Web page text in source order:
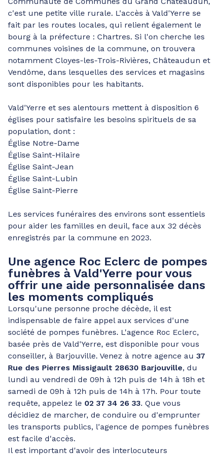
c'est une petite ville rurale. L'accès à Vald'Yerre se
fait par les routes locales, qui relient également le
bourg à la préfecture : Chartres. Si l'on cherche les
communes voisines de la commune, on trouvera
notamment Cloyes-les-Trois-Rivières, Châteaudun et
Vendôme, dans lesquelles des services et magasins
sont disponibles pour les habitants.
Vald'Yerre et ses alentours mettent à disposition 6
églises pour satisfaire les besoins spirituels de sa
population, dont :
Église Notre-Dame
Église Saint-Hilaire
Église Saint-Jean
Église Saint-Lubin
Église Saint-Pierre
Les services funéraires des environs sont essentiels
pour aider les familles en deuil, face aux 32 décès
enregistrés par la commune en 2023.
Une agence Roc Eclerc de pompes
funèbres à Vald'Yerre pour vous
offrir une aide personnalisée dans
les moments compliqués
Lorsqu'une personne proche décède, il est
indispensable de faire appel aux services d'une
société de pompes funèbres. L'agence Roc Eclerc,
basée près de Vald'Yerre, est disponible pour vous
conseiller, à Barjouville. Venez à notre agence au 37
Rue des Pierres Missigault 28630 Barjouville, du
lundi au vendredi de 09h à 12h puis de 14h à 18h et
samedi de 09h à 12h puis de 14h à 17h. Pour toute
requête, appelez le 02 37 34 26 33. Que vous
décidiez de marcher, de conduire ou d'emprunter
les transports publics, l'agence de pompes funèbres
est facile d'accès.
Il est important d'avoir des interlocuteurs